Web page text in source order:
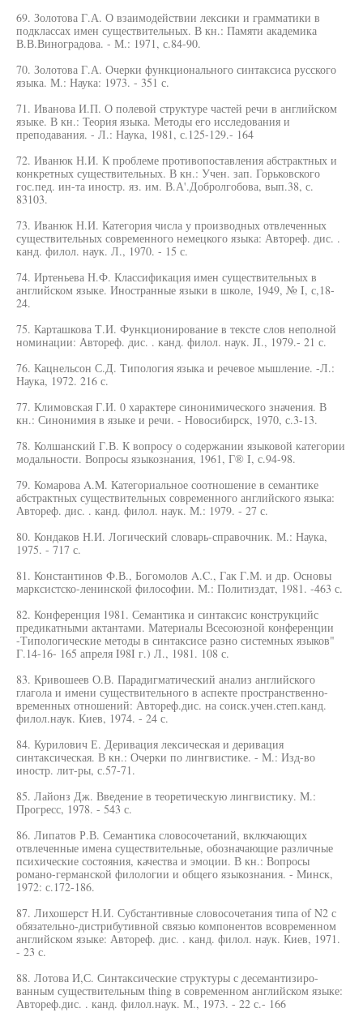
69. Золотова Г.А. О взаимодействии лексики и грамматики в
подклассах имен существительных. В кн.: Памяти академика
В.В.Виноградова. - М.: 1971, с.84-90.
70. Золотова Г.А. Очерки функционального синтаксиса русского
языка. М.: Наука: 1973. - 351 с.
71. Иванова И.П. О полевой структуре частей речи в английском
языке. В кн.: Теория языка. Методы его исследования и
преподавания. - Л.: Наука, 1981, с.125-129.- 164
72. Иванюк Н.И. К проблеме противопоставления абстрактных и
конкретных существительных. В кн.: Учен. зап. Горьковского
гос.пед. ин-та иностр. яз. им. В.А'.Добролгобова, вып.38, с.
83103.
73. Иванюк Н.И. Категория числа у производных отвлеченных
существительных современного немецкого языка: Автореф. дис. .
канд. филол. наук. Л., 1970. - 15 с.
74. Иртеньева Н.Ф. Классификация имен существительных в
английском языке. Иностранные языки в школе, 1949, № I, с,18-
24.
75. Карташкова Т.И. Функционирование в тексте слов неполной
номинации: Автореф. дис. . канд. филол. наук. JI., 1979.- 21 с.
76. Кацнельсон С.Д. Типология языка и речевое мышление. -Л.:
Наука, 1972. 216 с.
77. Климовская Г.И. 0 характере синонимического значения. В
кн.: Синонимия в языке и речи. - Новосибирск, 1970, с.3-13.
78. Колшанский Г.В. К вопросу о содержании языковой категории
модальности. Вопросы языкознания, 1961, Г® I, с.94-98.
79. Комарова A.M. Категориальное соотношение в семантике
абстрактных существительных современного английского языка:
Автореф. дис. . канд. филол. наук. М.: 1979. - 27 с.
80. Кондаков Н.И. Логический словарь-справочник. М.: Наука,
1975. - 717 с.
81. Константинов Ф.В., Богомолов A.C., Гак Г.М. и др. Основы
марксистско-ленинской философии. М.: Политиздат, 1981. -463 с.
82. Конференция 1981. Семантика и синтаксис конструкцийс
предикатными актантами. Материалы Всесоюзной конференции
-Типологические методы в синтаксисе разно системных языков"
Г.14-16- 165 апреля I98I г.) Л., 1981. 108 с.
83. Кривошеев О.В. Парадигматический анализ английского
глагола и имени существительного в аспекте пространственно-
временных отношений: Автореф.дис. на соиск.учен.степ.канд.
филол.наук. Киев, 1974. - 24 с.
84. Курилович Е. Деривация лексическая и деривация
синтаксическая. В кн.: Очерки по лингвистике. - М.: Изд-во
иностр. лит-ры, с.57-71.
85. Лайонз Дж. Введение в теоретическую лингвистику. М.:
Прогресс, 1978. - 543 с.
86. Липатов Р.В. Семантика словосочетаний, включающих
отвлеченные имена существительные, обозначающие различные
психические состояния, качества и эмоции. В кн.: Вопросы
романо-германской филологии и общего языкознания. - Минск,
1972: с.172-186.
87. Лихошерст Н.И. Субстантивные словосочетания типа of N2 с
обязательно-дистрибутивной связью компонентов всовременном
английском языке: Автореф. дис. . канд. филол. наук. Киев, 1971.
- 23 с.
88. Лотова И,С. Синтаксические структуры с десемантизиро-
ванным существительным thing в современном английском языке:
Автореф.дис. . канд. филол.наук. М., 1973. - 22 с.- 166